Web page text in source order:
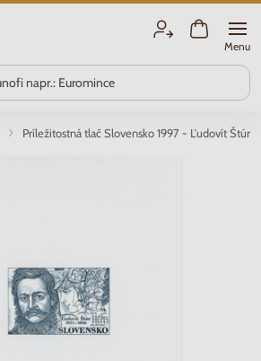
Menu
Príležitostná tlač Slovensko 1997 - Ľudovít Štúr